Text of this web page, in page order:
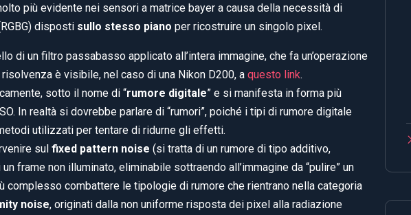
più evidente nei sensori a matrice bayer a causa della necessità di
disposti sullo stesso piano per ricostruire un singolo pixel.
di un filtro passabasso applicato all’intera immagine, che fa un’operazione
è visibile, nel caso di una Nikon D200, a questo link.
sotto il nome di “rumore digitale” e si manifesta in forma più
In realtà si dovrebbe parlare di “rumori”, poiché i tipi di rumore digitale
utilizzati per tentare di ridurne gli effetti.
sul fixed pattern noise (si tratta di un rumore di tipo additivo,
frame non illuminato, eliminabile sottraendo all’immagine da “pulire” un
complesso combattere le tipologie di rumore che rientrano nella categoria
noise, originati dalla non uniforme risposta dei pixel alla radiazione